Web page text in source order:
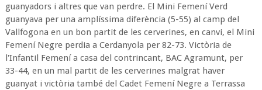
guanyadors i altres que van perdre. El Mini Femení Verd
guanyava per una amplíssima diferència (5-55) al camp del
Vallfogona en un bon partit de les cerverines, en canvi, el Mini
Femení Negre perdia a Cerdanyola per 82-73. Victòria de
l'Infantil Femení a casa del contrincant, BAC Agramunt, per
33-44, en un mal partit de les cerverines malgrat haver
guanyat i victòria també del Cadet Femení Negre a Terrassa